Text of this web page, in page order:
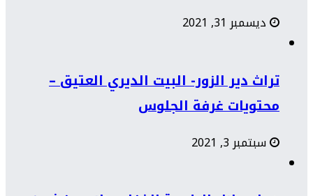
ديسمبر 31, 2021
تراث دير الزور- البيت الديري العتيق –
محتويات غرفة الجلوس
سبتمبر 3, 2021